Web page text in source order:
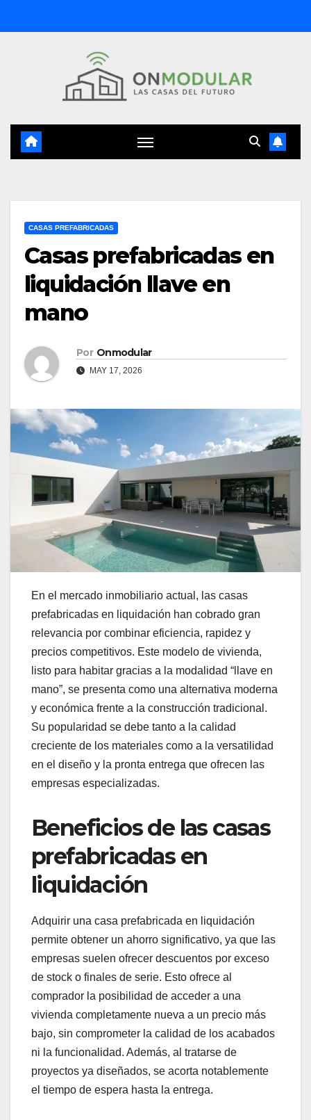
al
CASAS PREFABRICADAS
Casas prefabricadas en
liquidación llave en
mano
Por Onmodular
MAY 17, 2026
En el mercado inmobiliario actual, las casas
prefabricadas en liquidación han cobrado gran
relevancia por combinar eficiencia, rapidez y
precios competitivos. Este modelo de vivienda,
listo para habitar gracias a la modalidad “llave en
mano”, se presenta como una alternativa moderna
y económica frente a la construcción tradicional.
Su popularidad se debe tanto a la calidad
creciente de los materiales como a la versatilidad
en el diseño y la pronta entrega que ofrecen las
empresas especializadas.
Beneficios de las casas
prefabricadas en
liquidación
Adquirir una casa prefabricada en liquidación
permite obtener un ahorro significativo, ya que las
empresas suelen ofrecer descuentos por exceso
de stock o finales de serie. Esto ofrece al
comprador la posibilidad de acceder a una
vivienda completamente nueva a un precio más
bajo, sin comprometer la calidad de los acabados
ni la funcionalidad. Además, al tratarse de
proyectos ya diseñados, se acorta notablemente
el tiempo de espera hasta la entrega.